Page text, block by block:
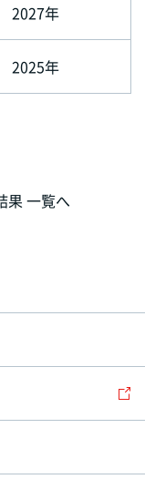
2027年
2025年
果 一覧へ